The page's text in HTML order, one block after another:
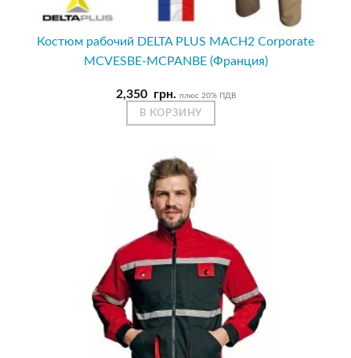
Костюм рабочий DELTA PLUS MACH2 Corporate
MCVESBE-MCPANBE (Франция)
2,350 грн. плюс 20% ПДВ
В КОРЗИНУ